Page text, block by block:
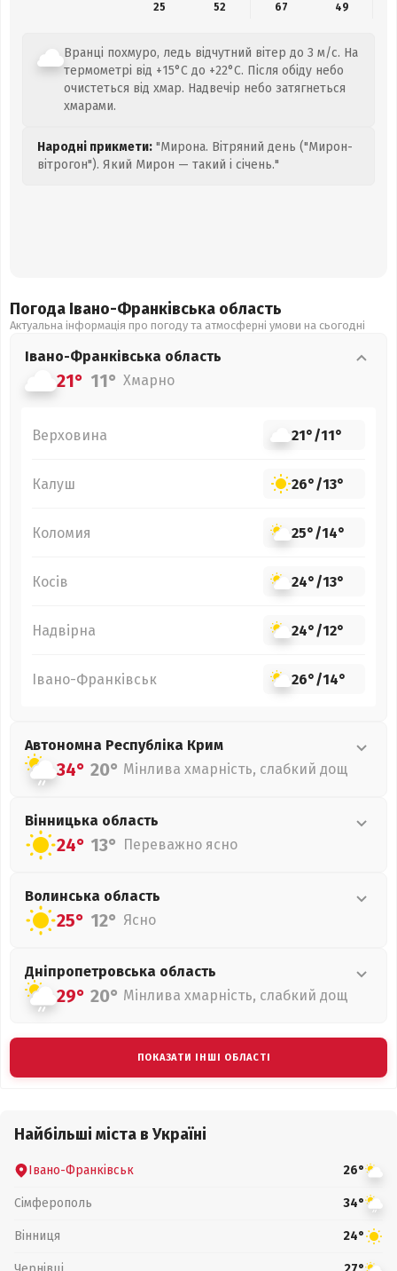
25
52 67 49
Вранці похмуро, ледь відчутний вітер до 3 м/с. На
термометрі від +15°C до +22°C. Після обіду небо
очистеться від хмар. Надвечір небо затягнеться
хмарами.
Народні прикмети: "Мирона. Вітряний день ("Мирон-
вітрогон"). Який Мирон — такий і січень."
Погода Івано-Франківська область
Актуальна інформація про погоду та атмосферні умови на сьогодні
Івано-Франківська область
21° 11° Хмарно
Верховина 21°/11°
Калуш 26°/13°
Коломия 25°/14°
Косів 24°/13°
Надвірна 24°/12°
Івано-Франківськ 26°/14°
Автономна Республіка Крим
34° 20° Мінлива хмарність, слабкий дощ
Вінницька область
24° 13° Переважно ясно
Волинська область
25° 12° Ясно
Дніпропетровська область
29° 20° Мінлива хмарність, слабкий дощ
ПОКАЗАТИ ІНШІ ОБЛАСТІ
Найбільші міста в Україні
Івано-Франківськ 26°
Сімферополь 34°
Вінниця 24°